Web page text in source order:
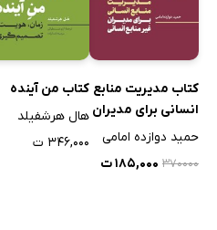
کتاب مدیریت منابع
انسانی برای مدیران
غیر منابع انسانی
حمید دوازده امامی
۳۷۰۰۰۰ ۱۸۵,۰۰۰ ت
کتاب من آینده
هال هرشفیلد
۳۴۶,۰۰۰ ت